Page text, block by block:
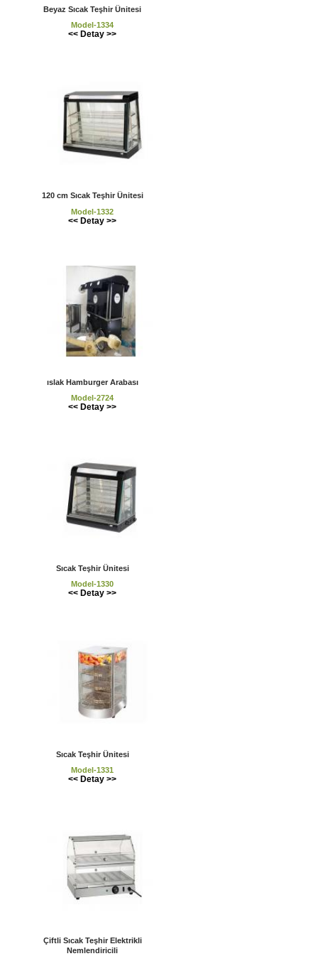
Beyaz Sıcak Teşhir Ünitesi
Model-1334
<< Detay >>
120 cm Sıcak Teşhir Ünitesi
Model-1332
<< Detay >>
ıslak Hamburger Arabası
Model-2724
<< Detay >>
Sıcak Teşhir Ünitesi
Model-1330
<< Detay >>
Sıcak Teşhir Ünitesi
Model-1331
<< Detay >>
Çiftli Sıcak Teşhir Elektrikli
Nemlendiricili